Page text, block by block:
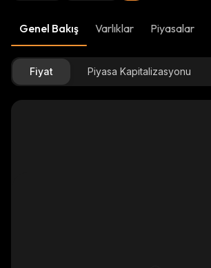
Genel Bakış Varlıklar Piyasalar
Fiyat Piyasa Kapitalizasyonu